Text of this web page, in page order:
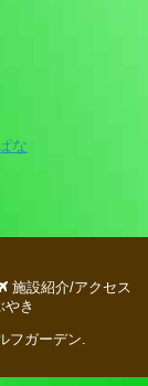
な
施設紹介/アクセス
き
フガーデン